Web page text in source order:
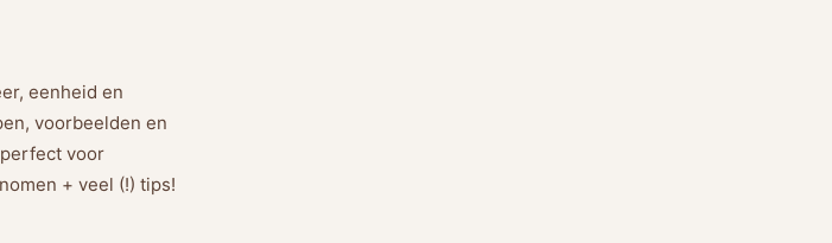
eenheid en
voorbeelden en
voor
+ veel (!) tips!